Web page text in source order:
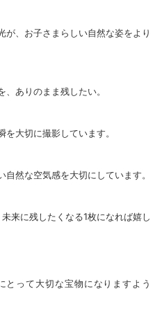
が、お子さまらしい自然な姿をより
ありのまま残したい。
大切に撮影しています。
然な空気感を大切にしています。
来に残したくなる1枚になれば嬉し
とって大切な宝物になりますよう